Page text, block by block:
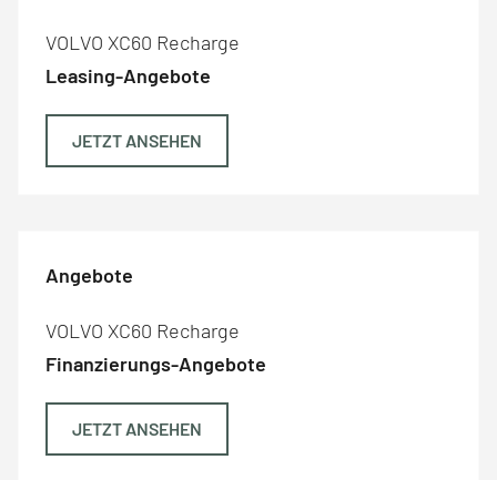
VOLVO XC60 Recharge
Leasing-Angebote
JETZT ANSEHEN
Angebote
VOLVO XC60 Recharge
Finanzierungs-Angebote
JETZT ANSEHEN